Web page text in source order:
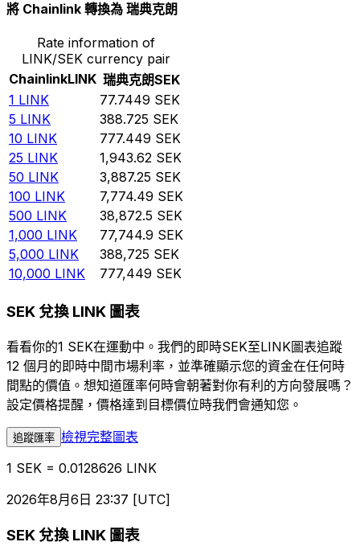
將 Chainlink 轉換為 瑞典克朗
Rate information of
LINK/SEK currency pair
ChainlinkLINK 瑞典克朗SEK
1 LINK 77.7449 SEK
5 LINK 388.725 SEK
10 LINK 777.449 SEK
25 LINK 1,943.62 SEK
50 LINK 3,887.25 SEK
100 LINK 7,774.49 SEK
500 LINK 38,872.5 SEK
1,000 LINK 77,744.9 SEK
5,000 LINK 388,725 SEK
10,000 LINK 777,449 SEK
SEK 兌換 LINK 圖表
看看你的1 SEK在運動中。我們的即時SEK至LINK圖表追蹤
12 個月的即時中間市場利率，並準確顯示您的資金在任何時
間點的價值。想知道匯率何時會朝著對你有利的方向發展嗎？
設定價格提醒，價格達到目標價位時我們會通知您。
追蹤匯率 檢視完整圖表
1 SEK = 0.0128626 LINK
2026年8月6日 23:37 [UTC]
SEK 兌換 LINK 圖表